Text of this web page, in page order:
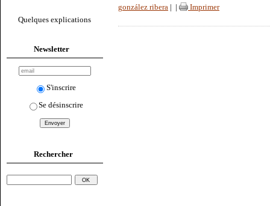
Quelques explications
Newsletter
S'inscrire
Se désinscrire
Rechercher
gonzález ribera
Imprimer